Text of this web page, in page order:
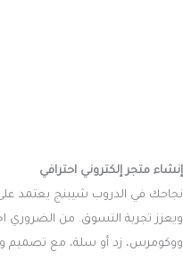
إنشاء متجر إلكتروني احترافي
نجاحك في الدروب شيبنج يعتمد على
ويعزز تجربة التسوق. من الضروري
ووكومرس، زد أو سلة، مع تصميم